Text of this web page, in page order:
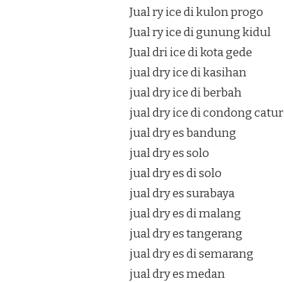
Jual ry ice di kulon progo
Jual ry ice di gunung kidul
Jual dri ice di kota gede
jual dry ice di kasihan
jual dry ice di berbah
jual dry ice di condong catur
jual dry es bandung
jual dry es solo
jual dry es di solo
jual dry es surabaya
jual dry es di malang
jual dry es tangerang
jual dry es di semarang
jual dry es medan